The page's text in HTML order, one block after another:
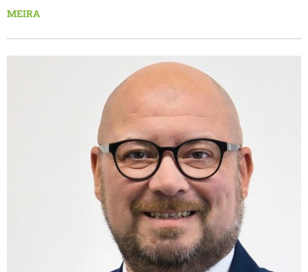
undirstaða byggðar í landinu, gríðarlega mikilvægur fyrir
Þess vegna er mikilvægt að um landbúnað og
matvælaframleiðslu ríki þjóðarsátt.
MEIRA